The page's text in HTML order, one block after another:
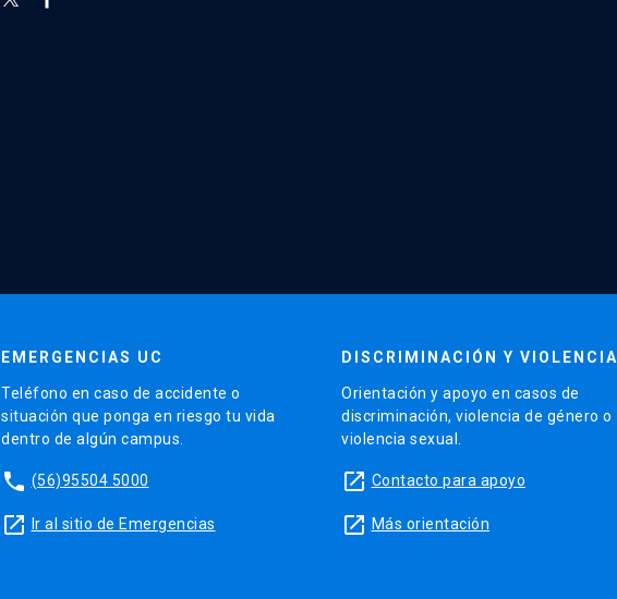
EMERGENCIAS UC
Teléfono en caso de accidente o
situación que ponga en riesgo tu vida
dentro de algún campus.
phone (56)95504 5000
launch Ir al sitio de Emergencias
DISCRIMINACIÓN Y VIOLENCIA
Orientación y apoyo en casos de
discriminación, violencia de género o
violencia sexual.
launch Contacto para apoyo
launch Más orientación